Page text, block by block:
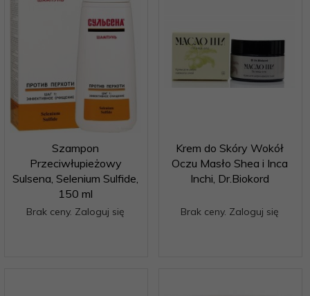
Szampon
Przeciwłupieżowy
Sulsena, Selenium Sulfide,
150 ml
Brak ceny. Zaloguj się
Krem do Skóry Wokół
Oczu Masło Shea i Inca
Inchi, Dr.Biokord
Brak ceny. Zaloguj się